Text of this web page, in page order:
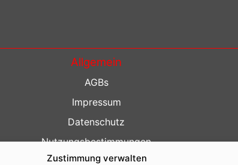
Zustimmung verwalten
Allgemein
AGBs
Impressum
Datenschutz
Nutzungsbestimmungen
Kontakt